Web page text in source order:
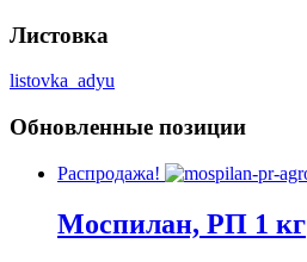
Листовка
listovka_adyu
Обновленные позиции
Распродажа!
Моспилан, РП 1 кг